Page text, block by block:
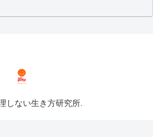
しない生き方研究所.